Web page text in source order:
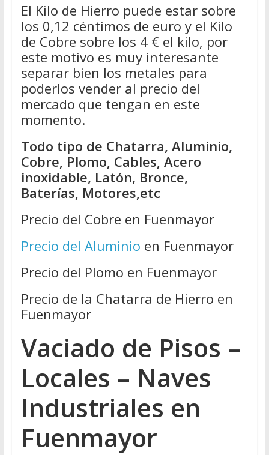
El Kilo de Hierro puede estar sobre
los 0,12 céntimos de euro y el Kilo
de Cobre sobre los 4 € el kilo, por
este motivo es muy interesante
separar bien los metales para
poderlos vender al precio del
mercado que tengan en este
momento.
Todo tipo de Chatarra, Aluminio,
Cobre, Plomo, Cables, Acero
inoxidable, Latón, Bronce,
Baterías, Motores,etc
Precio del Cobre en Fuenmayor
Precio del Aluminio en Fuenmayor
Precio del Plomo en Fuenmayor
Precio de la Chatarra de Hierro en
Fuenmayor
Vaciado de Pisos –
Locales – Naves
Industriales en
Fuenmayor